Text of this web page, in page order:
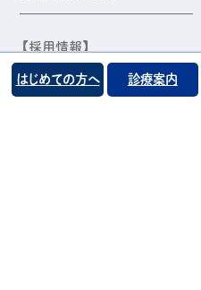
【採用情報】
エントリー・お問合せ
はじめての方へ 診療案内